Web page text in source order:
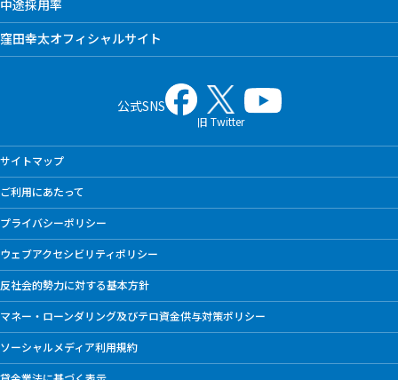
中途採用率
窪田幸太オフィシャルサイト
公式SNS
旧 Twitter
サイトマップ
ご利用にあたって
プライバシーポリシー
ウェブアクセシビリティポリシー
反社会的勢力に対する基本方針
マネー・ローンダリング及びテロ資金供与対策ポリシー
ソーシャルメディア利用規約